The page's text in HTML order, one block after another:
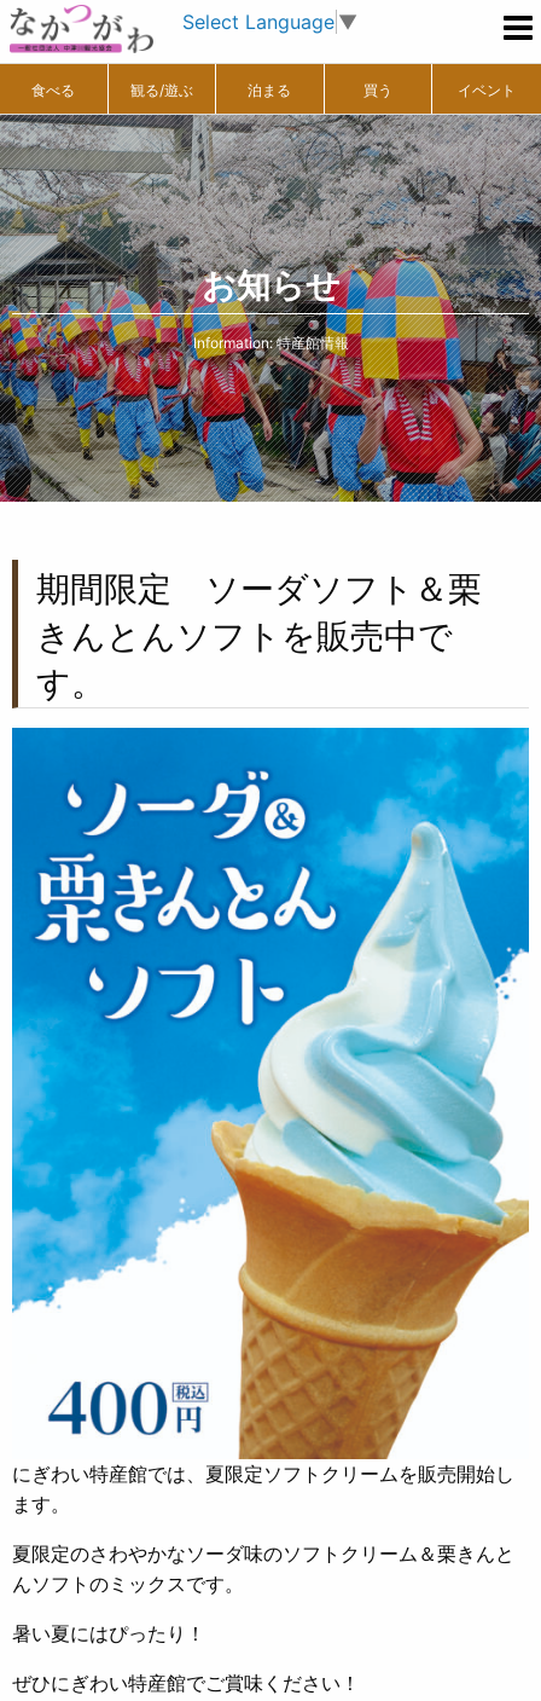
Select Language ▼
食べる 観る/遊ぶ 泊まる 買う イベント
お知らせ
Information: 特産館情報
期間限定 ソーダソフト＆栗
きんとんソフトを販売中で
す。
にぎわい特産館では、夏限定ソフトクリームを販売開始し
ます。
夏限定のさわやかなソーダ味のソフトクリーム＆栗きんと
んソフトのミックスです。
暑い夏にはぴったり！
ぜひにぎわい特産館でご賞味ください！